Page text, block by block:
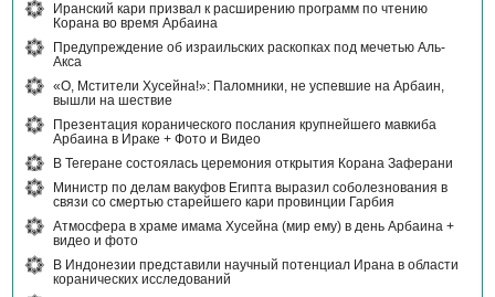
Иранский кари призвал к расширению программ по чтению
Корана во время Арбаина
Предупреждение об израильских раскопках под мечетью Аль-
Акса
«О, Мстители Хусейна!»: Паломники, не успевшие на Арбаин,
вышли на шествие
Презентация коранического послания крупнейшего мавкиба
Арбаина в Ираке + Фото и Видео
В Тегеране состоялась церемония открытия Корана Заферани
Министр по делам вакуфов Египта выразил соболезнования в
связи со смертью старейшего кари провинции Гарбия
Атмосфера в храме имама Хусейна (мир ему) в день Арбаина +
видео и фото
В Индонезии представили научный потенциал Ирана в области
коранических исследований